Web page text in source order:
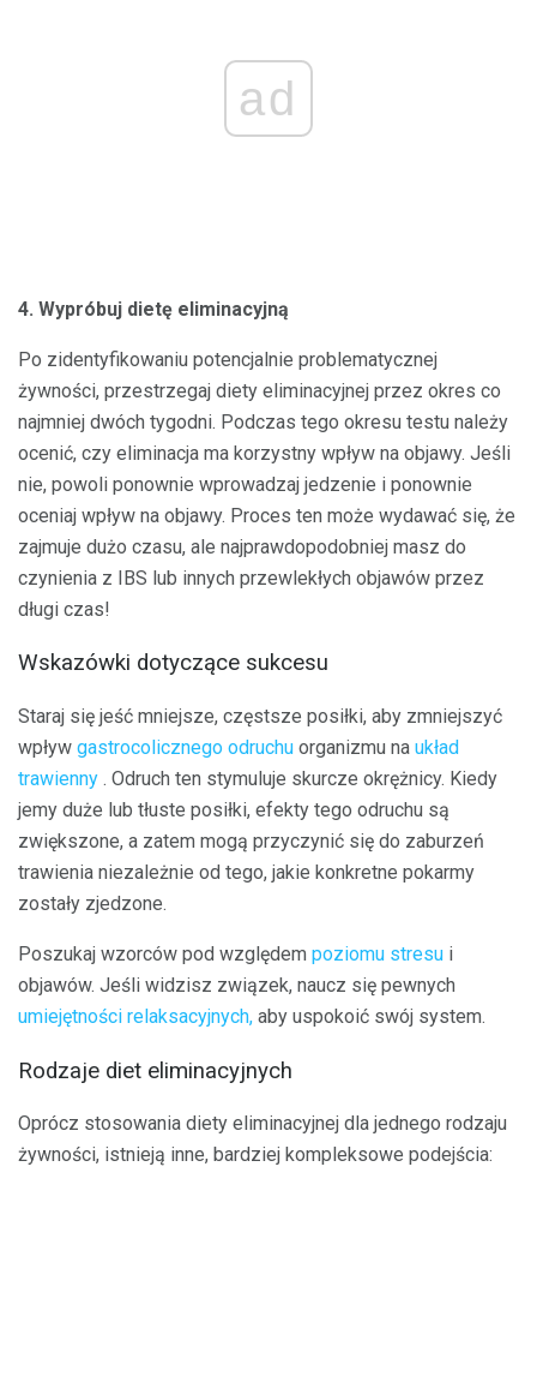
ad
4. Wypróbuj dietę eliminacyjną
Po zidentyfikowaniu potencjalnie problematycznej
żywności, przestrzegaj diety eliminacyjnej przez okres co
najmniej dwóch tygodni. Podczas tego okresu testu należy
ocenić, czy eliminacja ma korzystny wpływ na objawy. Jeśli
nie, powoli ponownie wprowadzaj jedzenie i ponownie
oceniaj wpływ na objawy. Proces ten może wydawać się, że
zajmuje dużo czasu, ale najprawdopodobniej masz do
czynienia z IBS lub innych przewlekłych objawów przez
długi czas!
Wskazówki dotyczące sukcesu
Staraj się jeść mniejsze, częstsze posiłki, aby zmniejszyć
wpływ gastrocolicznego odruchu organizmu na układ
trawienny . Odruch ten stymuluje skurcze okrężnicy. Kiedy
jemy duże lub tłuste posiłki, efekty tego odruchu są
zwiększone, a zatem mogą przyczynić się do zaburzeń
trawienia niezależnie od tego, jakie konkretne pokarmy
zostały zjedzone.
Poszukaj wzorców pod względem poziomu stresu i
objawów. Jeśli widzisz związek, naucz się pewnych
umiejętności relaksacyjnych, aby uspokoić swój system.
Rodzaje diet eliminacyjnych
Oprócz stosowania diety eliminacyjnej dla jednego rodzaju
żywności, istnieją inne, bardziej kompleksowe podejścia: